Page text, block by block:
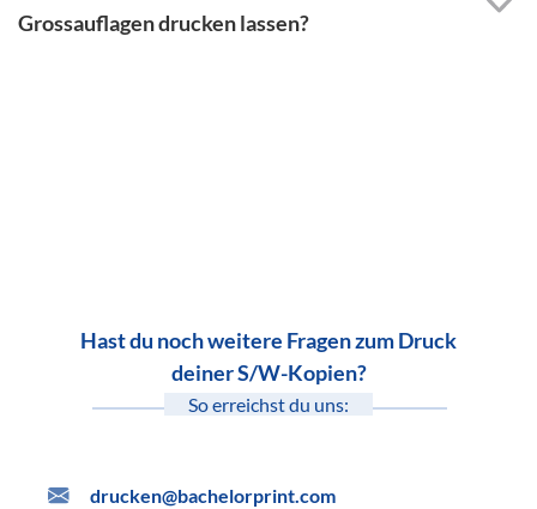
Grossauflagen drucken lassen?
Hast du noch weitere Fragen zum Druck
deiner S/W-Kopien?
So erreichst du uns:
drucken@bachelorprint.com